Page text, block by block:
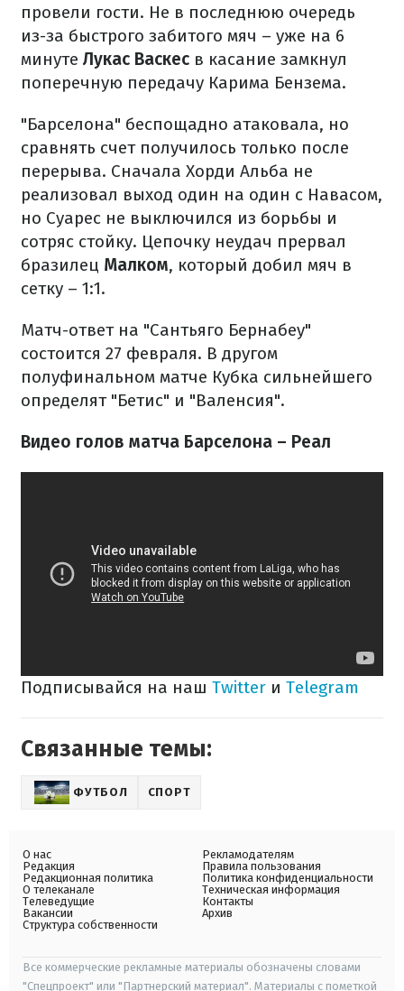
провели гости. Не в последнюю очередь
из-за быстрого забитого мяч – уже на 6
минуте Лукас Васкес в касание замкнул
поперечную передачу Карима Бензема.
"Барселона" беспощадно атаковала, но
сравнять счет получилось только после
перерыва. Сначала Хорди Альба не
реализовал выход один на один с Навасом,
но Суарес не выключился из борьбы и
сотряс стойку. Цепочку неудач прервал
бразилец Малком, который добил мяч в
сетку – 1:1.
Матч-ответ на "Сантьяго Бернабеу"
состоится 27 февраля. В другом
полуфинальном матче Кубка сильнейшего
определят "Бетис" и "Валенсия".
Видео голов матча Барселона – Реал
Подписывайся на наш Twitter и Telegram
Связанные темы:
ФУТБОЛ СПОРТ
О нас
Редакция
Редакционная политика
О телеканале
Телеведущие
Вакансии
Структура собственности
Рекламодателям
Правила пользования
Политика конфиденциальности
Техническая информация
Контакты
Архив
Все коммерческие рекламные материалы обозначены словами
"Спецпроект" или "Партнерский материал". Материалы с пометкой